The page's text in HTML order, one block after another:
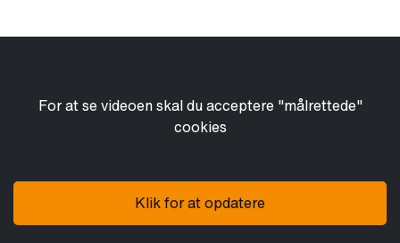
For at se videoen skal du acceptere "målrettede"
cookies
Klik for at opdatere